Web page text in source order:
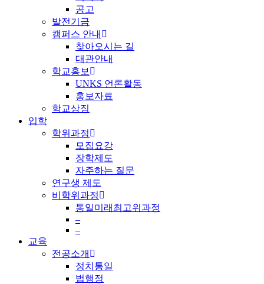
공고
발전기금
캠퍼스 안내
찾아오시는 길
대관안내
학교홍보
UNKS 언론활동
홍보자료
학교상징
입학
학위과정
모집요강
장학제도
자주하는 질문
연구생 제도
비학위과정
통일미래최고위과정
–
–
교육
전공소개
정치통일
법행정